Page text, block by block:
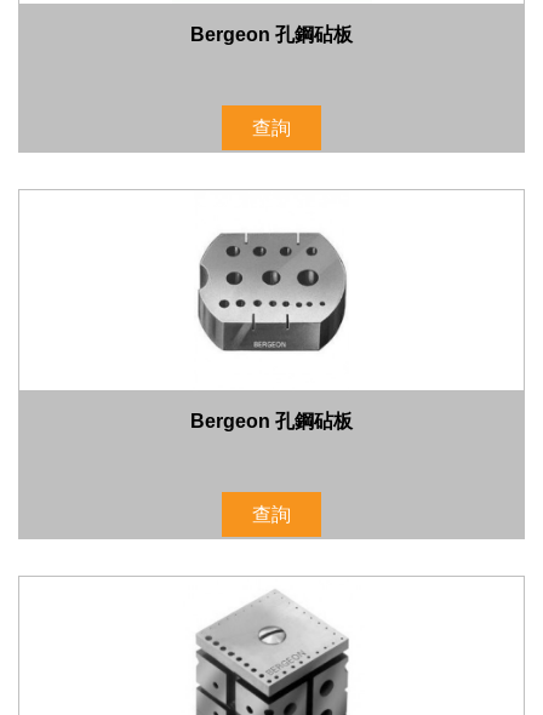
Bergeon 孔鋼砧板
查詢
Bergeon 孔鋼砧板
查詢